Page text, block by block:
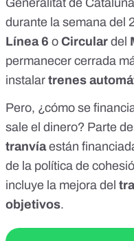
Generalitat de
durante la semana del
Línea 6 o Circular del
permanecer cerrada
instalar trenes
Pero, ¿cómo se
sale el dinero? Parte
tranvíaestán
de la política de
incluye la mejora del
objetivos.